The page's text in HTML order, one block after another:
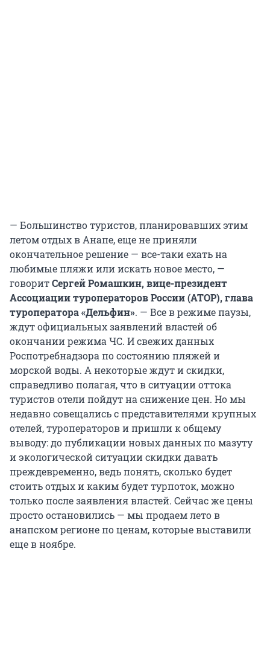
— Большинство туристов, планировавших этим
летом отдых в Анапе, еще не приняли
окончательное решение — все-таки ехать на
любимые пляжи или искать новое место, —
говоритСергей Ромашкин, вице-президент
Ассоциации туроператоров России (АТОР), глава
туроператора «Дельфин». — Все в режиме паузы,
ждут официальных заявлений властей об
окончании режима ЧС. И свежих данных
Роспотребнадзора по состоянию пляжей и
морской воды. А некоторые ждут и скидки,
справедливо полагая, что в ситуации оттока
туристов отели пойдут на снижение цен. Но мы
недавно совещались с представителями крупных
отелей, туроператоров и пришли к общему
выводу: до публикации новых данных по мазуту
и экологической ситуации скидки давать
преждевременно, ведь понять, сколько будет
стоить отдых и каким будет турпоток, можно
только после заявления властей. Сейчас же цены
просто остановились — мы продаем лето в
анапском регионе по ценам, которые выставили
еще в ноябре.